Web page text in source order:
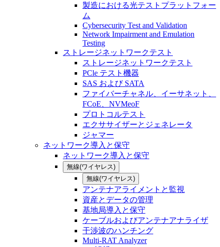
製造における光テストプラットフォー
ム
Cybersecurity Test and Validation
Network Impairment and Emulation
Testing
ストレージネットワークテスト
ストレージネットワークテスト
PCle テスト機器
SAS および SATA
ファイバーチャネル、イーサネット、
FCoE、NVMeoF
プロトコルテスト
エクササイザーとジェネレータ
ジャマー
ネットワーク導入と保守
ネットワーク導入と保守
無線(ワイヤレス)
無線(ワイヤレス)
アンテナアライメントと監視
資産とデータの管理
基地局導入と保守
ケーブルおよびアンテナアナライザ
干渉波のハンチング
Multi-RAT Analyzer